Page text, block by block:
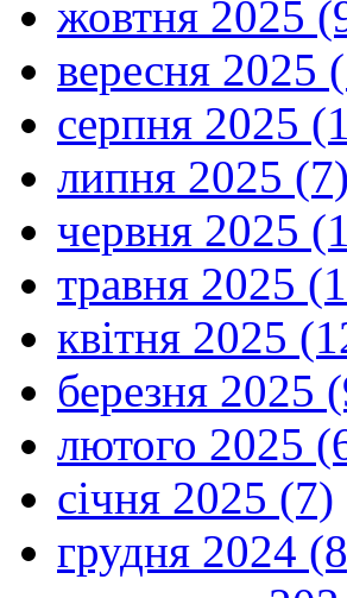
жовтня 2025
вересня 2025
серпня 2025
липня 2025 (7)
червня 2025
травня 2025
квітня 2025
березня 2025
лютого 2025
січня 2025 (7)
грудня 2024